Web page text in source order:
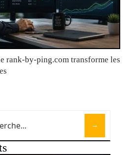
rank-by-ping.com transforme les